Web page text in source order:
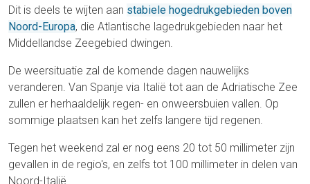
Dit is deels te wijten aan stabiele hogedrukgebieden boven
Noord-Europa, die Atlantische lagedrukgebieden naar het
Middellandse Zeegebied dwingen.
De weersituatie zal de komende dagen nauwelijks
veranderen. Van Spanje via Italië tot aan de Adriatische Zee
zullen er herhaaldelijk regen- en onweersbuien vallen. Op
sommige plaatsen kan het zelfs langere tijd regenen.
Tegen het weekend zal er nog eens 20 tot 50 millimeter zijn
gevallen in de regio's, en zelfs tot 100 millimeter in delen van
Noord-Italië.